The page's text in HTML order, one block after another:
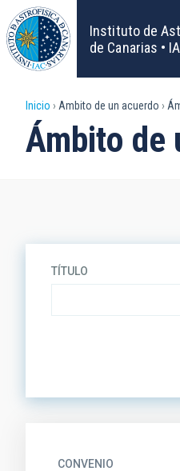
Pasar
al
contenido
principal
Instituto de
de Canarias •
Sobrescribir
enlaces
Inicio Ambito de un acuerdo
Ámbito de
TÍTULO
CONVENIO